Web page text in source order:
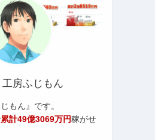
房ふじもん
もん』です。
累計49億3069万円稼がせ